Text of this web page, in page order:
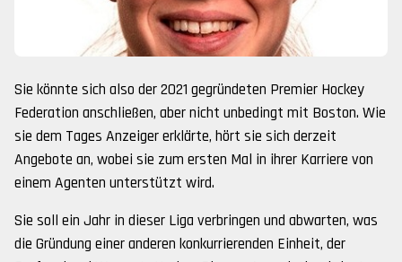
Sie könnte sich also der 2021 gegründeten Premier Hockey
Federation anschließen, aber nicht unbedingt mit Boston. Wie
sie dem Tages Anzeiger erklärte, hört sie sich derzeit
Angebote an, wobei sie zum ersten Mal in ihrer Karriere von
einem Agenten unterstützt wird.
Sie soll ein Jahr in dieser Liga verbringen und abwarten, was
die Gründung einer anderen konkurrierenden Einheit, der